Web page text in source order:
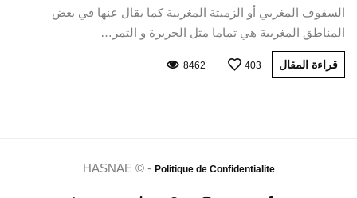
السفوف المغربي أو الزميتة المغربية كما يقال عنها في بعض
المناطق المغربية هي تماما مثل الحريرة و التمر…
قراءة المقال 403
8462
HASNAE © - Politique de Confidentialite